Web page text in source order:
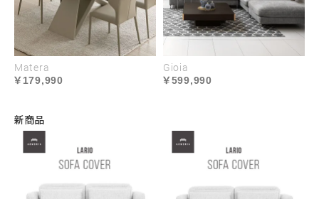
Matera
179,990
Gioia
599,990
新商品